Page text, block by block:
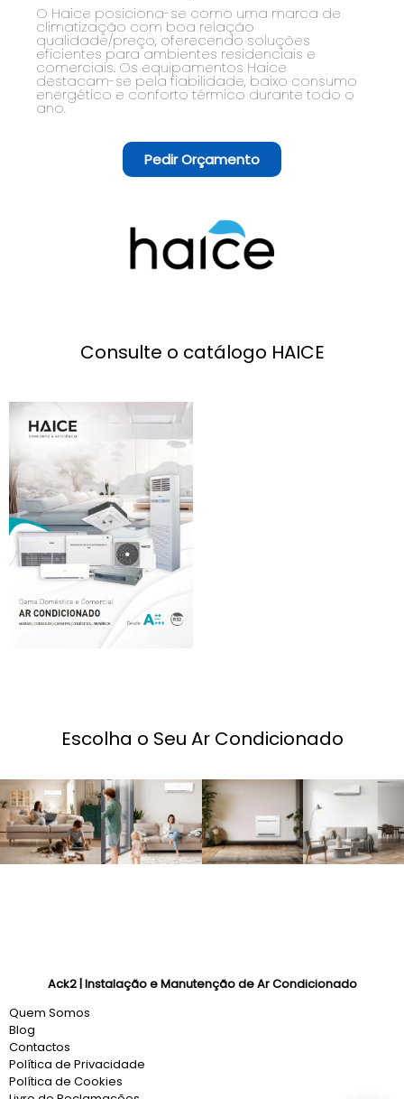
Consulte o catálogo HAICE
O Haice posiciona-se como uma marca de
climatização com boa relação
qualidade/preço, oferecendo soluções
eficientes para ambientes residenciais e
comerciais. Os equipamentos Haice
destacam-se pela fiabilidade, baixo consumo
energético e conforto térmico durante todo o
ano.
Pedir Orçamento
Escolha o Seu Ar Condicionado
Ack2 | Instalação e Manutenção de Ar Condicionado
Quem Somos
Blog
Contactos
Política de Privacidade
Política de Cookies